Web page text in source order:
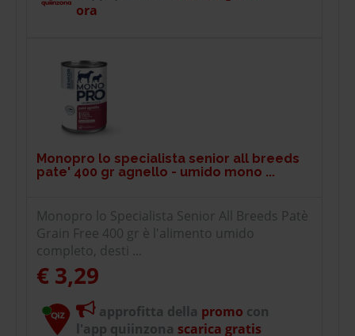
ora
Monopro lo specialista senior all breeds
pate' 400 gr agnello - umido mono ...
Monopro lo Specialista Senior All Breeds Patè
Grain Free 400 gr è l'alimento umido
completo, desti ...
€ 3,29
approfitta della promo con
l'app quiinzona scarica gratis